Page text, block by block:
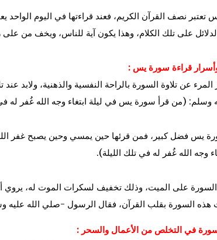
نصف القرآن الكريم، فعند قراءتها في اليوم الواحد
على تلك الكلام، وهذا يكون آية للناس، ويخف من
قراءة سورة يس :
المرء عن تلاوة السورة بالراحة النفسية والذهنية، ولابد
وسلم: (من قرأ سورة يس في ليلة ابتغاء وجه الله غُفر له
يس فضل كبير، فمن قرئها حين يمسي وحين يصبح غفر
وجه الله غُفر له في تلك الليلة).
في التخلص من الأعمال والسحر :